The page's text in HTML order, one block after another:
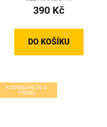
390 Kč
DO KOŠÍKU
K ODESLÁNÍ DO 4
TÝDNŮ